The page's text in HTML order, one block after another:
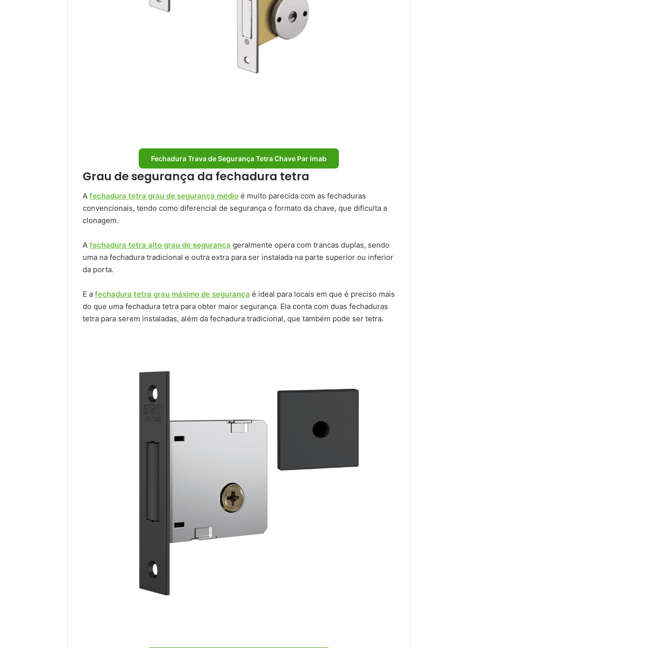
Fechadura Trava de Segurança Tetra Chave Par Imab
Grau de segurança da fechadura tetra
A fechadura tetra grau de segurança médio é muito parecida com as fechaduras
convencionais, tendo como diferencial de segurança o formato da chave, que dificulta a
clonagem.
A fechadura tetra alto grau de segurança geralmente opera com trancas duplas, sendo
uma na fechadura tradicional e outra extra para ser instalada na parte superior ou inferior
da porta.
E a fechadura tetra grau máximo de segurança é ideal para locais em que é preciso mais
do que uma fechadura tetra para obter maior segurança. Ela conta com duas fechaduras
tetra para serem instaladas, além da fechadura tradicional, que também pode ser tetra.